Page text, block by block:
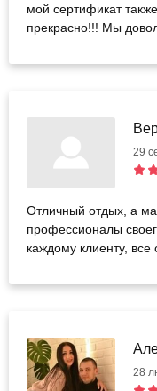
мой сертификат
прекрасно!!! Мы
29
Отличный отдых, а
профессионалы
каждому клиенту,
28